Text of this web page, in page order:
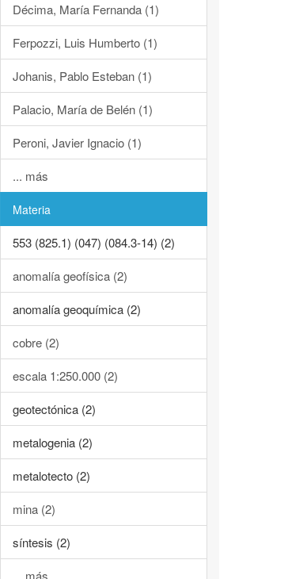
Décima, María Fernanda (1)
Ferpozzi, Luis Humberto (1)
Johanis, Pablo Esteban (1)
Palacio, María de Belén (1)
Peroni, Javier Ignacio (1)
... más
Materia
553 (825.1) (047) (084.3-14) (2)
anomalía geofísica (2)
anomalía geoquímica (2)
cobre (2)
escala 1:250.000 (2)
geotectónica (2)
metalogenia (2)
metalotecto (2)
mina (2)
síntesis (2)
... más